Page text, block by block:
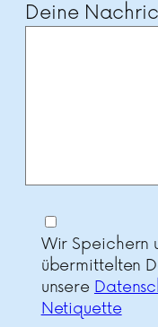
Deine
Wir Speichern
übermittelten
unsere
Netiquette